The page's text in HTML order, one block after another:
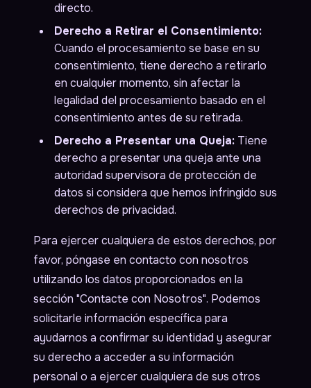
directo.
Derecho a Retirar el Consentimiento:
Cuando el procesamiento se base en su
consentimiento, tiene derecho a retirarlo
en cualquier momento, sin afectar la
legalidad del procesamiento basado en el
consentimiento antes de su retirada.
Derecho a Presentar una Queja: Tiene
derecho a presentar una queja ante una
autoridad supervisora de protección de
datos si considera que hemos infringido sus
derechos de privacidad.
Para ejercer cualquiera de estos derechos, por
favor, póngase en contacto con nosotros
utilizando los datos proporcionados en la
sección "Contacte con Nosotros". Podemos
solicitarle información específica para
ayudarnos a confirmar su identidad y asegurar
su derecho a acceder a su información
personal o a ejercer cualquiera de sus otros